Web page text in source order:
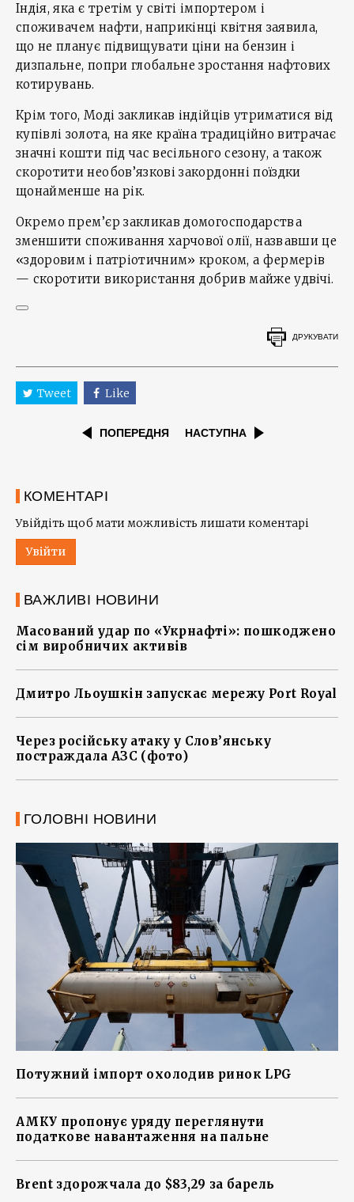
Індія, яка є третім у світі імпортером і
споживачем нафти, наприкінці квітня заявила,
що не планує підвищувати ціни на бензин і
дизпальне, попри глобальне зростання нафтових
котирувань.
Крім того, Моді закликав індійців утриматися від
купівлі золота, на яке країна традиційно витрачає
значні кошти під час весільного сезону, а також
скоротити необов’язкові закордонні поїздки
щонайменше на рік.
Окремо прем’єр закликав домогосподарства
зменшити споживання харчової олії, назвавши це
«здоровим і патріотичним» кроком, а фермерів
— скоротити використання добрив майже удвічі.
ДРУКУВАТИ
Tweet Like
ПОПЕРЕДНЯ НАСТУПНА
КОМЕНТАРІ
Увійдіть щоб мати можливість лишати коментарі
Увійти
ВАЖЛИВІ НОВИНИ
Масований удар по «Укрнафті»: пошкоджено
сім виробничих активів
Дмитро Льоушкін запускає мережу Port Royal
Через російську атаку у Слов’янську
постраждала АЗС (фото)
ГОЛОВНІ НОВИНИ
Потужний імпорт охолодив ринок LPG
АМКУ пропонує уряду переглянути
податкове навантаження на пальне
Brent здорожчала до $83,29 за барель